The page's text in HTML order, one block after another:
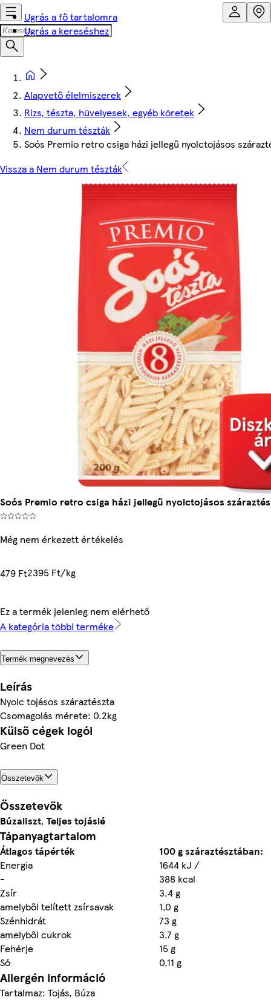
Ugrás a fő tartalomra
Ugrás a kereséshez
Alapvető élelmiszerek
Rizs, tészta, hüvelyesek, egyéb köretek
Nem durum tészták
Soós Premio retro csiga házi jellegű nyolctojásos
Vissza a Nem durum tészták
Soós Premio retro csiga házi jellegű nyolctojásos
Még nem érkezett értékelés
479 Ft2395 Ft/kg
Ez a termék jelenleg nem elérhető
A kategória többi terméke
Termék megnevezés
Leírás
Nyolc tojásos száraztészta
Csomagolás mérete: 0.2kg
Külső cégek logói
Green Dot
Összetevők
Összetevők
Búzaliszt, Teljes tojáslé
Tápanyagtartalom
Átlagos tápérték
100 g száraztésztában:
Energia
1644 kJ /
-
388 kcal
Zsír
3,4 g
amelyből telített zsírsavak
1,0 g
Szénhidrát
73 g
amelyből cukrok
3,7 g
Fehérje
15 g
Só
0,11 g
Allergén információ
Tartalmaz: Tojás, Búza